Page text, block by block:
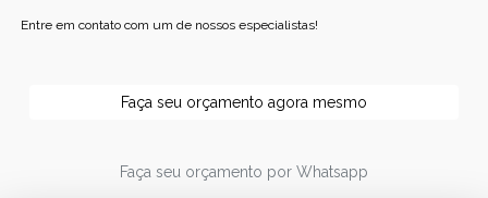
Entre em contato com um de nossos especialistas!
Faça seu orçamento agora mesmo
Faça seu orçamento por Whatsapp